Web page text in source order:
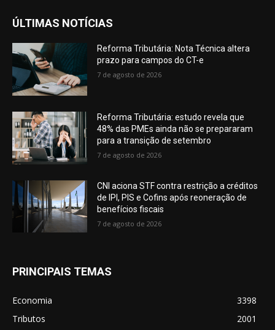
ÚLTIMAS NOTÍCIAS
Reforma Tributária: Nota Técnica altera
prazo para campos do CT-e
7 de agosto de 2026
Reforma Tributária: estudo revela que
48% das PMEs ainda não se prepararam
para a transição de setembro
7 de agosto de 2026
CNI aciona STF contra restrição a créditos
de IPI, PIS e Cofins após reoneração de
benefícios fiscais
7 de agosto de 2026
PRINCIPAIS TEMAS
Economia
3398
Tributos
2001